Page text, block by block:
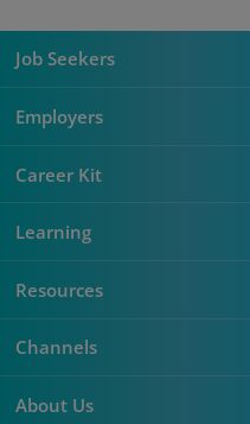
Job Seekers
Employers
Career Kit
Learning
Resources
Channels
About Us